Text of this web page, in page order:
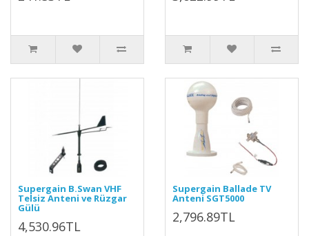
Supergain B.Swan VHF
Telsiz Anteni ve Rüzgar
Gülü
4,530.96TL
Supergain Ballade TV
Anteni SGT5000
2,796.89TL